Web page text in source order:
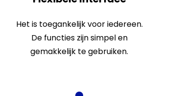
Het is toegankelijk voor iedereen.
De functies zijn simpel en
gemakkelijk te gebruiken.